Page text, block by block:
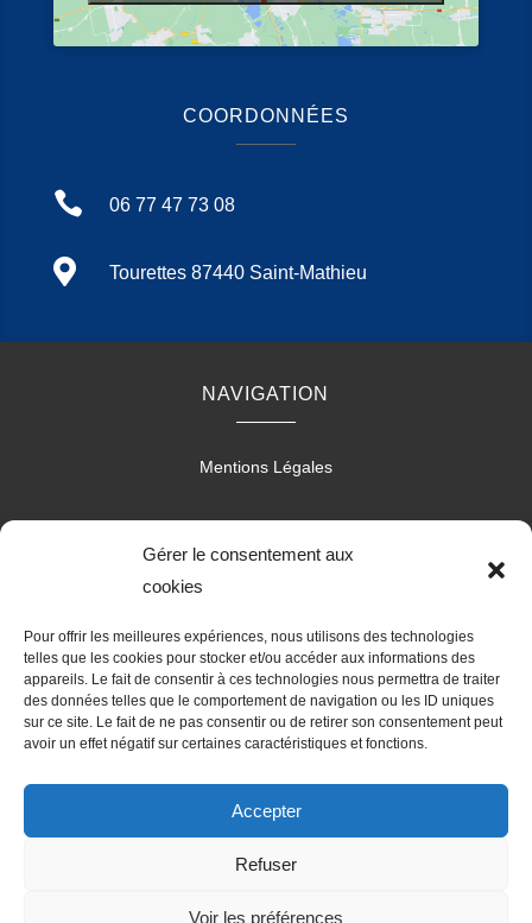
Gérer le consentement aux
cookies
Pour offrir les meilleures expériences, nous utilisons des technologies
telles que les cookies pour stocker et/ou accéder aux informations des
appareils. Le fait de consentir à ces technologies nous permettra de traiter
des données telles que le comportement de navigation ou les ID uniques
sur ce site. Le fait de ne pas consentir ou de retirer son consentement peut
avoir un effet négatif sur certaines caractéristiques et fonctions.
Accepter
Refuser
Voir les préférences
COORDONNÉES
 06 77 47 73 08
 Tourettes 87440 Saint-Mathieu
NAVIGATION
Mentions Légales